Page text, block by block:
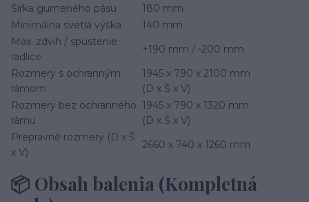
Šírka gumeného pásu
180 mm
Minimálna svetlá výška
140 mm
Max. zdvih / spustenie
radlice
+190 mm / -200 mm
Rozmery s ochranným
rámom
1945 x 790 x 2100 mm
(D x Š x V)
Rozmery bez ochranného
rámu
1945 x 790 x 1320 mm
(D x Š x V)
Prepravné rozmery (D x Š
x V)
2660 x 740 x 1260 mm
📦 Obsah balenia (Kompletná